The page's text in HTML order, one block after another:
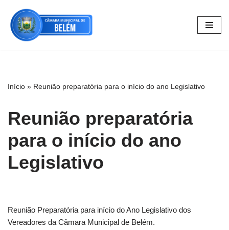
Pular
para
Início » Reunião preparatória para o início do ano Legislativo
Reunião preparatória
para o início do ano
Legislativo
Reunião Preparatória para início do Ano Legislativo dos
Vereadores da Câmara Municipal de Belém.